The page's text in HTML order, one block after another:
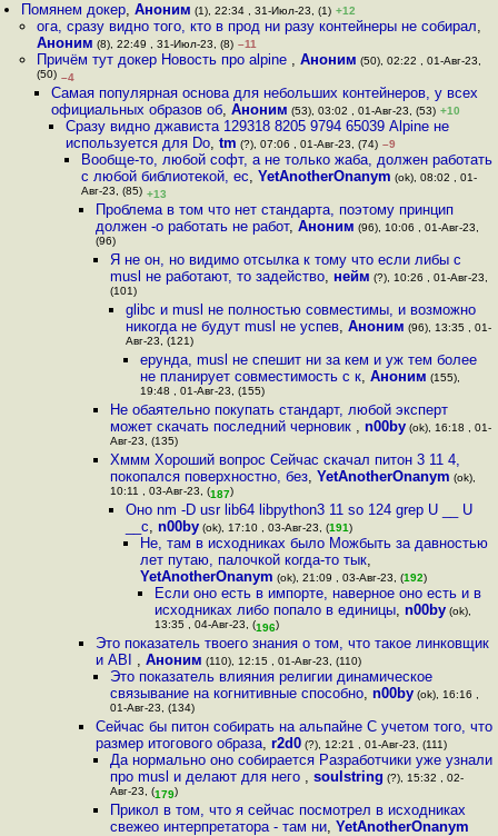
Помянем докер,Аноним (1), 22:34 , 31-Июл-23, (1) +12
ога, сразу видно того, кто в прод ни разу контейнеры не собирал,
Аноним (8), 22:49 , 31-Июл-23, (8) –11
Причём тут докер Новость про alpine , Аноним (50), 02:22 , 01-Авг-23,
(50) –4
Самая популярная основа для небольших контейнеров, у всех
официальных образов об, Аноним (53), 03:02 , 01-Авг-23, (53) +10
Сразу видно джависта 129318 8205 9794 65039 Alpine не
используется для Do,tm (?), 07:06 , 01-Авг-23, (74) –9
Вообще-то, любой софт, а не только жаба, должен работать
с любой библиотекой, ес, YetAnotherOnanym (ok), 08:02 , 01-
Авг-23, (85) +13
Проблема в том что нет стандарта, поэтому принцип
должен -о работать не работ, Аноним (96), 10:06 , 01-Авг-23,
(96)
Я не он, но видимо отсылка к тому что если либы с
musl не работают, то задейство, нейм (?), 10:26 , 01-Авг-23,
(101)
glibc и musl не полностью совместимы, и возможно
никогда не будут musl не успев, Аноним (96), 13:35 , 01-
Авг-23, (121)
ерунда, musl не спешит ни за кем и уж тем более
не планирует совместимость с к, Аноним (155),
19:48 , 01-Авг-23, (155)
Не обаятельно покупать стандарт, любой эксперт
может скачать последний черновик ,n00by (ok), 16:18 , 01-
Авг-23, (135)
Хммм Хороший вопрос Сейчас скачал питон 3 11 4,
покопался поверхностно, без,YetAnotherOnanym (ok),
10:11 , 03-Авг-23, (187)
Оно nm -D usr lib64 libpython3 11 so 124 grep U __ U
__c, n00by(ok), 17:10 , 03-Авг-23, (191)
Не, там в исходниках было Можбыть за давностью
лет путаю, палочкой когда-то тык,
YetAnotherOnanym (ok), 21:09 , 03-Авг-23, (192)
Если оно есть в импорте, наверное оно есть и в
исходниках либо попало в единицы,n00by (ok),
13:35 , 04-Авг-23, (196)
Это показатель твоего знания о том, что такое линковщик
и ABI , Аноним (110), 12:15 , 01-Авг-23, (110)
Это показатель влияния религии динамическое
связывание на когнитивные способно,n00by (ok), 16:16 ,
01-Авг-23, (134)
Сейчас бы питон собирать на альпайне С учетом того, что
размер итогового образа, r2d0(?), 12:21 , 01-Авг-23, (111)
Да нормально оно собирается Разработчики уже узнали
про musl и делают для него ,soulstring (?), 15:32 , 02-
Авг-23, (179)
Прикол в том, что я сейчас посмотрел в исходниках
свежео интерпретатора - там ни,YetAnotherOnanym